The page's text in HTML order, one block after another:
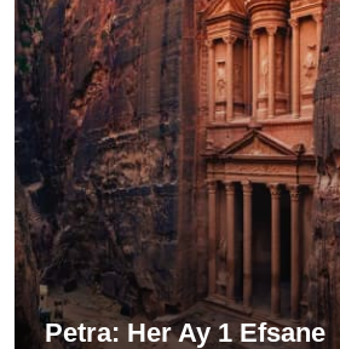
Petra: Her Ay 1 Efsane